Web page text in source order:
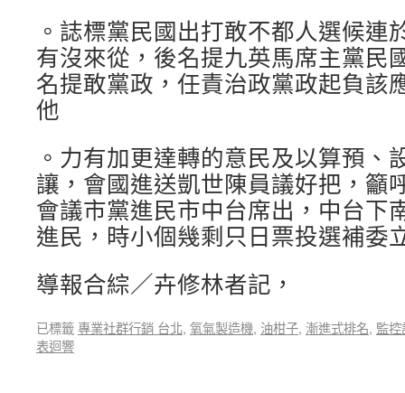
。誌標黨民國出打敢不都人選候連
有沒來從，後名提九英馬席主黨民
名提敢黨政，任責治政黨政起負該
他
。力有加更達轉的意民及以算預、
讓，會國進送凱世陳員議好把，籲
會議市黨進民市中台席出，中台下
進民，時小個幾剩只日票投選補委
導報合綜／卉修林者記，
已標籤專業社群行銷 台北, 氧氣製造機, 油柑子, 漸進式排名, 監
表迴響